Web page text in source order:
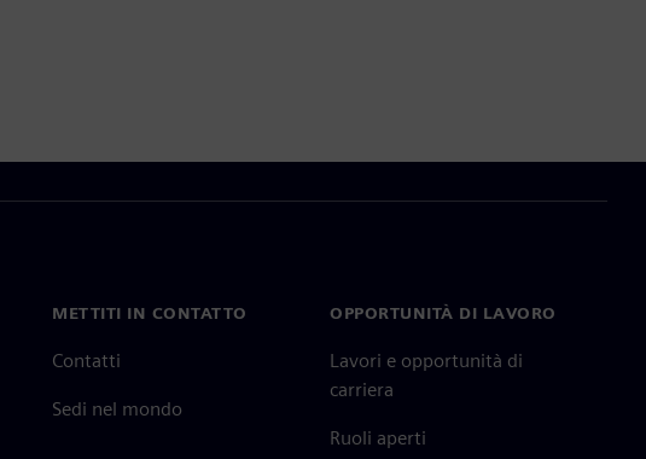
METTITI IN CONTATTO
Contatti
Sedi nel mondo
OPPORTUNITÀ DI LAVORO
Lavori e opportunità di
carriera
Ruoli aperti